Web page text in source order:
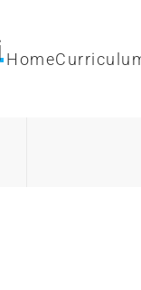
Home